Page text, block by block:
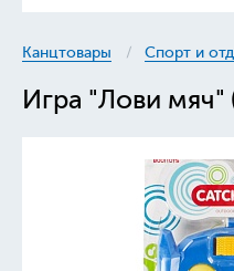
Канцтовары Спорт и
Игра "Лови